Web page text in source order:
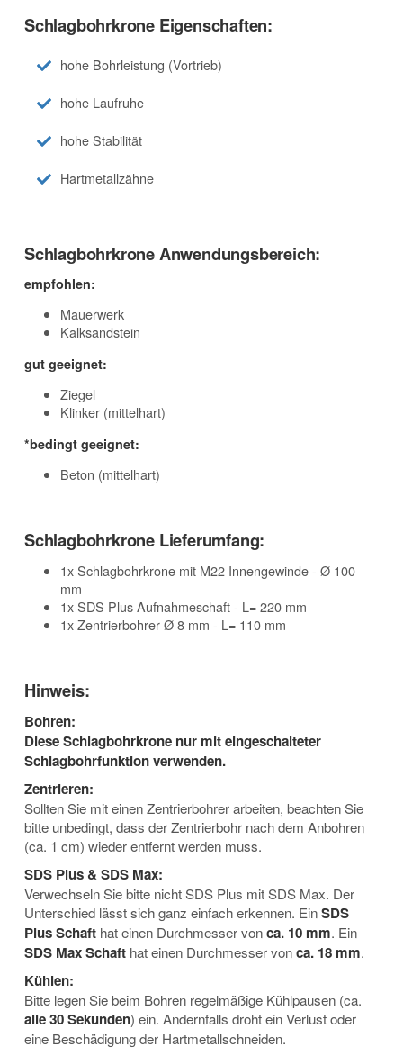
Schlagbohrkrone Eigenschaften:
hohe Bohrleistung (Vortrieb)
hohe Laufruhe
hohe Stabilität
Hartmetallzähne
Schlagbohrkrone Anwendungsbereich:
empfohlen:
Mauerwerk
Kalksandstein
gut geeignet:
Ziegel
Klinker (mittelhart)
*bedingt geeignet:
Beton (mittelhart)
Schlagbohrkrone Lieferumfang:
1x Schlagbohrkrone mit M22 Innengewinde - Ø 100
mm
1x SDS Plus Aufnahmeschaft - L= 220 mm
1x Zentrierbohrer Ø 8 mm - L= 110 mm
Hinweis:
Bohren:
Diese Schlagbohrkrone nur mit eingeschalteter
Schlagbohrfunktion verwenden.
Zentrieren:
Sollten Sie mit einen Zentrierbohrer arbeiten, beachten Sie
bitte unbedingt, dass der Zentrierbohr nach dem Anbohren
(ca. 1 cm) wieder entfernt werden muss.
SDS Plus & SDS Max:
Verwechseln Sie bitte nicht SDS Plus mit SDS Max. Der
Unterschied lässt sich ganz einfach erkennen. EinSDS
Plus Schaft hat einen Durchmesser vonca. 10 mm. Ein
SDS Max Schaft hat einen Durchmesser vonca. 18 mm.
Kühlen:
Bitte legen Sie beim Bohren regelmäßige Kühlpausen (ca.
alle 30 Sekunden) ein. Andernfalls droht ein Verlust oder
eine Beschädigung der Hartmetallschneiden.